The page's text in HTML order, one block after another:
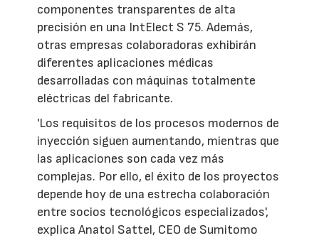
componentes transparentes de alta
precisión en una IntElect S 75. Además,
otras empresas colaboradoras exhibirán
diferentes aplicaciones médicas
desarrolladas con máquinas totalmente
eléctricas del fabricante.
'Los requisitos de los procesos modernos de
inyección siguen aumentando, mientras que
las aplicaciones son cada vez más
complejas. Por ello, el éxito de los proyectos
depende hoy de una estrecha colaboración
entre socios tecnológicos especializados',
explica Anatol Sattel, CEO de Sumitomo